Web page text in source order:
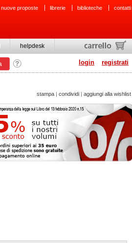
nuove proposte librerie biblioteche contatti
helpdesk
login registrati
stampa | condividi | aggiungi alla wishlist